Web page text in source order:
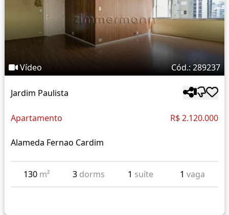
Vídeo Cód.: 289237
Jardim Paulista
Apartamento R$ 2.120.000
Alameda Fernao Cardim
130 m² 3 dorms 1 suíte 1 vaga